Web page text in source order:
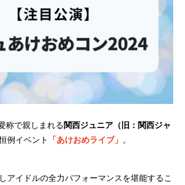
称で親しまれる関西ジュニア（旧：関西ジャ
例イベント 「あけおめライブ」 。
アイドルの全力パフォーマンスを堪能するこ